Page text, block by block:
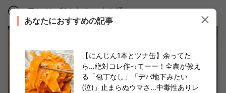
④に青ねぎ、卵を加えて火を通し、
あなたにおすすめの記事
【にんじん1本とツナ缶】余ってた
ら…絶対コレ作ってーー！全農が教え
る「包丁なし」「デパ地下みたい
(泣)」止まらぬウマさ…中毒性ありレ